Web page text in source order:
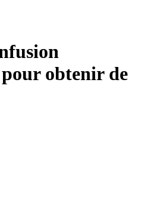
obtenir de